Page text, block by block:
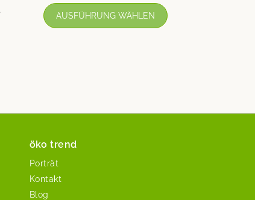
AUSFÜHRUNG WÄHLEN
öko trend
Porträt
Kontakt
Blog